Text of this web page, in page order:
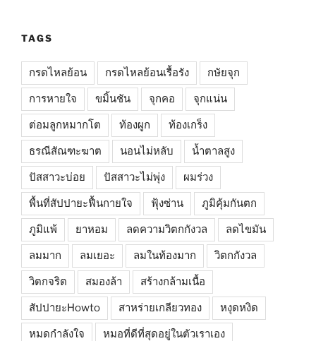
TAGS
กรดไหลย้อน กรดไหลย้อนเรื้อรัง กษัยจุก
การหายใจ ขมิ้นชัน จุกคอ จุกแน่น
ต่อมลูกหมากโต ท้องผูก ท้องเกร็ง
ธรณีสัณฑะฆาต นอนไม่หลับ น้ำตาลสูง
ปัสสาวะบ่อย ปัสสาวะไม่พุ่ง ผมร่วง
พื้นที่สัปปายะฟื้นกายใจ ฟุ้งซ่าน ภูมิคุ้มกันตก
ภูมิแพ้ ยาหอม ลดความวิตกกังวล ลดไขมัน
ลมมาก ลมเยอะ ลมในท้องมาก วิตกกังวล
วิตกจริต สมองล้า สร้างกล้ามเนื้อ
สัปปายะHowto สาหร่ายเกลียวทอง หงุดหงิด
หมดกำลังใจ หมอที่ดีที่สุดอยู่ในตัวเราเอง